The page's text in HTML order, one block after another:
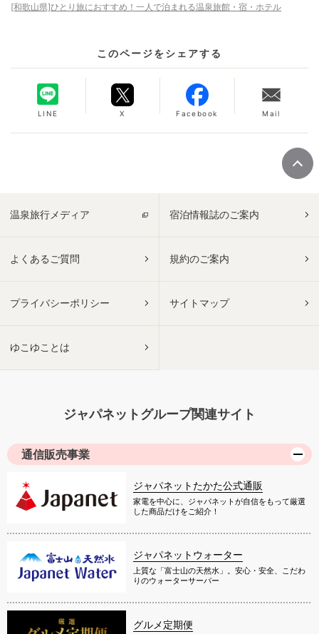
[和歌山県]ひとり旅におすすめ！一人で泊まれる温泉旅館・宿・ホテル
このページをシェアする
LINE X Facebook Mail
温泉旅行メディア 宿泊情報誌のご案内
よくあるご質問 規約のご案内
プライバシーポリシー サイトマップ
ゆこゆことは
ジャパネットグループ関連サイト
通信販売事業
ジャパネットたかた公式通販
家電を中心に、ジャパネットが自信をもって厳選
した商品だけをご紹介！
ジャパネットウォーター
上質な「富士山の天然水」。安心・安全、こだわ
りのウォーターサーバー
グルメ定期便